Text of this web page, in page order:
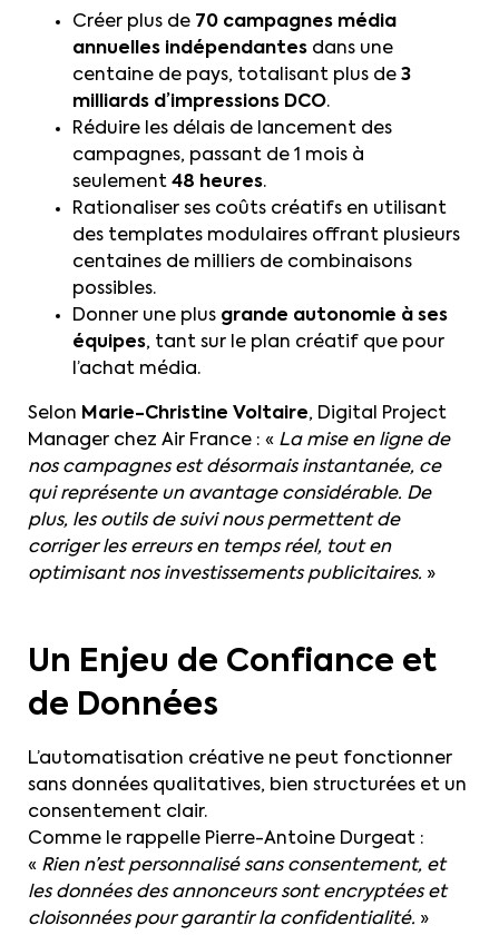
Créer plus de 70 campagnes média
annuelles indépendantes dans une
centaine de pays, totalisant plus de 3
milliards d’impressions DCO.
Réduire les délais de lancement des
campagnes, passant de 1 mois à
seulement 48 heures.
Rationaliser ses coûts créatifs en utilisant
des templates modulaires offrant plusieurs
centaines de milliers de combinaisons
possibles.
Donner une plus grande autonomie à ses
équipes, tant sur le plan créatif que pour
l’achat média.
Selon Marie-Christine Voltaire, Digital Project
Manager chez Air France : « La mise en ligne de
nos campagnes est désormais instantanée, ce
qui représente un avantage considérable. De
plus, les outils de suivi nous permettent de
corriger les erreurs en temps réel, tout en
optimisant nos investissements publicitaires. »
Un Enjeu de Confiance et
de Données
L’automatisation créative ne peut fonctionner
sans données qualitatives, bien structurées et un
consentement clair.
Comme le rappelle Pierre-Antoine Durgeat :
« Rien n’est personnalisé sans consentement, et
les données des annonceurs sont encryptées et
cloisonnées pour garantir la confidentialité. »